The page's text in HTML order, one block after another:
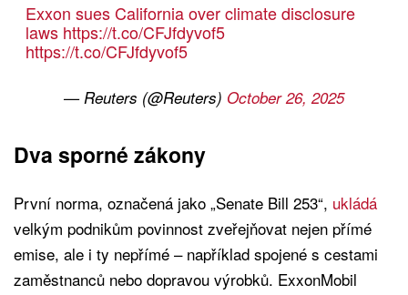
Exxon sues California over climate disclosure
laws https://t.co/CFJfdyvof5
https://t.co/CFJfdyvof5
— Reuters (@Reuters) October 26, 2025
Dva sporné zákony
První norma, označená jako „Senate Bill 253“, ukládá
velkým podnikům povinnost zveřejňovat nejen přímé
emise, ale i ty nepřímé – například spojené s cestami
zaměstnanců nebo dopravou výrobků. ExxonMobil